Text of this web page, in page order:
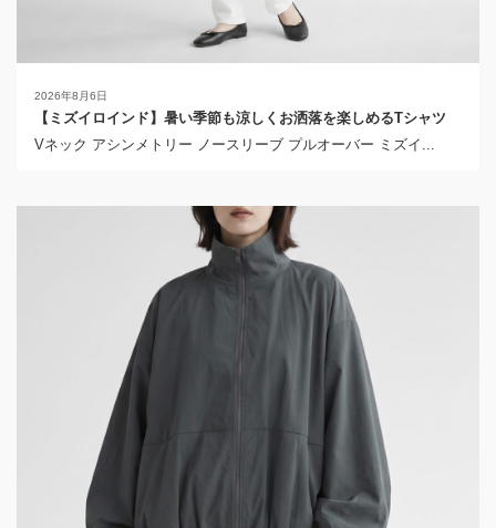
2026年8月6日
【ミズイロインド】暑い季節も涼しくお洒落を楽しめるTシャツ
Vネック アシンメトリー ノースリーブ プルオーバー ミズイ...